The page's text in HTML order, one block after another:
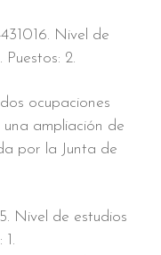
Nivel de
2.
ocupaciones
ampliación de
por la Junta de
Nivel de estudios